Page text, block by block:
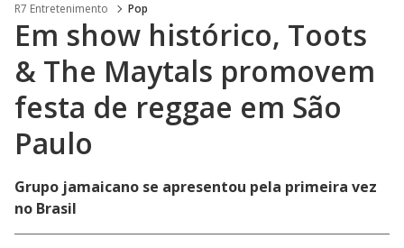
R7 Entretenimento Pop
Em show histórico, Toots
& The Maytals promovem
festa de reggae em São
Paulo
Grupo jamaicano se apresentou pela primeira vez
no Brasil